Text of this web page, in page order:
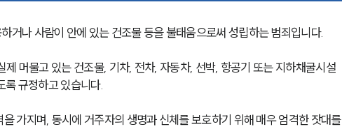
거나 사람이 안에 있는 건조물 등을 불태움으로써 성립하는 범죄입니다.
머물고 있는 건조물, 기차, 전차, 자동차, 선박, 항공기 또는 지하채굴시설
록 규정하고 있습니다.
가지며, 동시에 거주자의 생명과 신체를 보호하기 위해 매우 엄격한 잣대를